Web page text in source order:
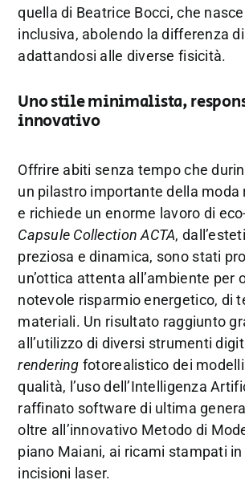
quella di Beatrice Bocci, che
inclusiva, abolendo la differenza
adattandosi alle diverse fisicità.
Uno stile minimalista,
innovativo
Offrire abiti senza tempo che
un pilastro importante della moda
e richiede un enorme lavoro di
Capsule Collection ACTA,
preziosa e dinamica, sono stati
un’ottica attenta all’ambiente per
notevole risparmio energetico, di
materiali. Un risultato raggiunto
all’utilizzo di diversi strumenti
rendering fotorealistico dei
qualità, l’uso dell’Intelligenza
raffinato software di ultima
oltre all’innovativo Metodo di
piano Maiani, ai ricami stampati in
incisioni laser.